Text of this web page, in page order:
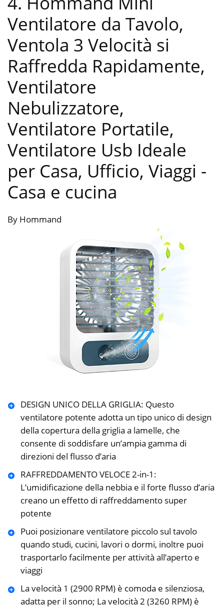
Ventilatore da Tavolo,
Ventola 3 Velocità si
Raffredda Rapidamente,
Ventilatore
Nebulizzatore,
Ventilatore Portatile,
Ventilatore Usb Ideale
per Casa, Ufficio, Viaggi -
Casa e cucina
By Hommand
DESIGN UNICO DELLA GRIGLIA: Questo
ventilatore potente adotta un tipo unico di design
della copertura della griglia a lamelle, che
consente di soddisfare un’ampia gamma di
direzioni del flusso d’aria
RAFFREDDAMENTO VELOCE 2-in-1:
L’umidificazione della nebbia e il forte flusso d’aria
creano un effetto di raffreddamento super
potente
Puoi posizionare ventilatore piccolo sul tavolo
quando studi, cucini, lavori o dormi, inoltre puoi
trasportarlo facilmente per attività all’aperto e
viaggi
La velocità 1 (2900 RPM) è comoda e silenziosa,
adatta per il sonno; La velocità 2 (3260 RPM) è